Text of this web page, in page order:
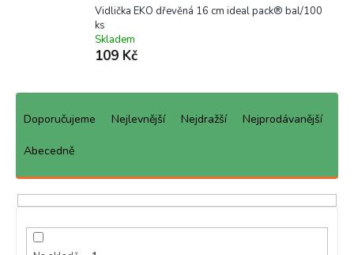
Vidlička EKO dřevěná 16 cm ideal pack® bal/100
ks
Skladem
109 Kč
Ř
p
Doporučujeme Nejlevnější Nejdražší Nejprodávanější
Abecedně